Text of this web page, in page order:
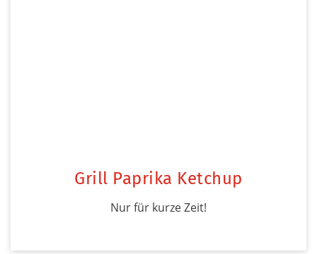
Grill Paprika Ketchup
Nur für kurze Zeit!